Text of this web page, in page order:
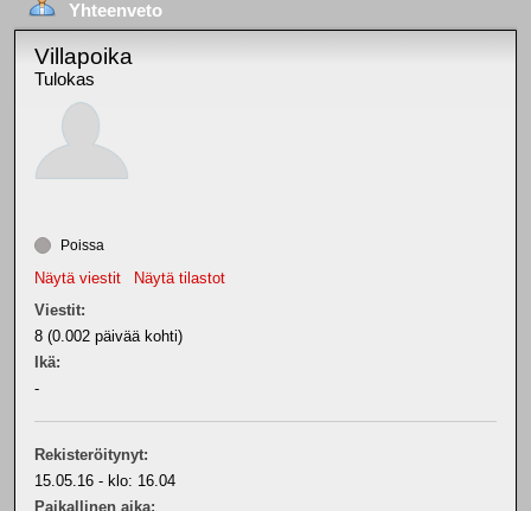
Yhteenveto
Villapoika
Tulokas
Poissa
Näytä viestit
Näytä tilastot
Viestit:
8 (0.002 päivää kohti)
Ikä:
-
Rekisteröitynyt:
15.05.16 - klo: 16.04
Paikallinen aika: